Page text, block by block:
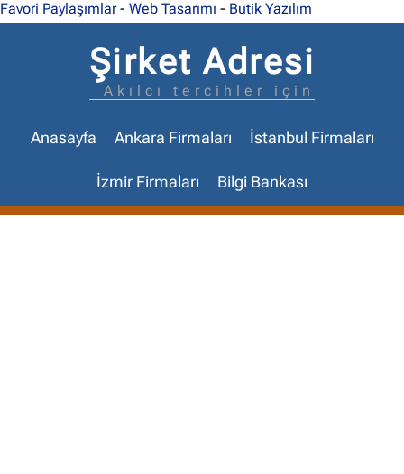
Favori Paylaşımlar- Web Tasarımı - Butik Yazılım
Şirket Adresi
Akılcı tercihler için
Anasayfa Ankara Firmaları İstanbul Firmaları
İzmir Firmaları Bilgi Bankası